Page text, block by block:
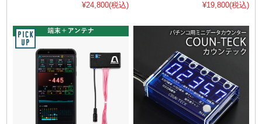
¥24,800(税込)
¥19,800(税込)